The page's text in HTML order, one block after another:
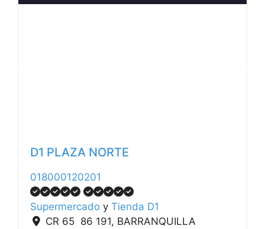
D1 PLAZA NORTE
018000120201
Supermercado y Tienda D1
CR 65 86 191, BARRANQUILLA